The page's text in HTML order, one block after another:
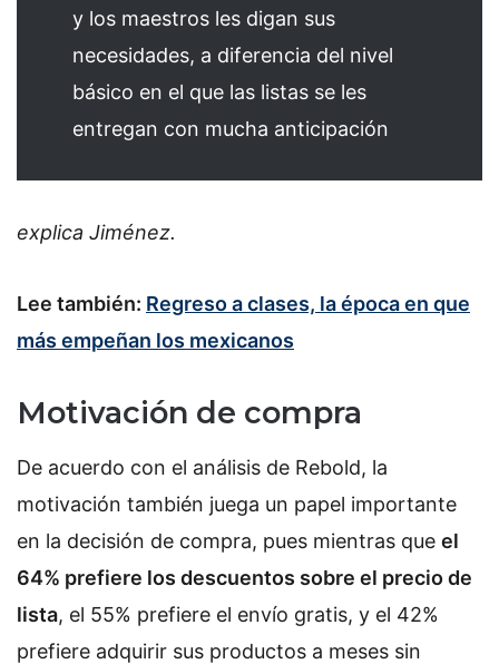
y los maestros les digan sus
necesidades, a diferencia del nivel
básico en el que las listas se les
entregan con mucha anticipación
explica Jiménez.
Lee también: Regreso a clases, la época en que
más empeñan los mexicanos
Motivación de compra
De acuerdo con el análisis de Rebold, la
motivación también juega un papel importante
en la decisión de compra, pues mientras que el
64% prefiere los descuentos sobre el precio de
lista, el 55% prefiere el envío gratis, y el 42%
prefiere adquirir sus productos a meses sin